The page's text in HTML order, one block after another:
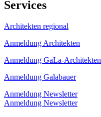
Services
Architekten regional
Anmeldung Architekten
Anmeldung GaLa-Architekten
Anmeldung Galabauer
Anmeldung Newsletter
Anmeldung Newsletter